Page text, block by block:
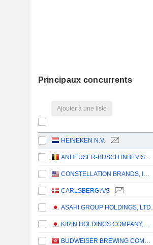
Principaux concurrents
Ajouter à une liste
HEINEKEN N.V.
ANHEUSER-BUSCH INBEV SA/NV
CONSTELLATION BRANDS, INC.
CARLSBERG A/S
ASAHI GROUP HOLDINGS, LTD.
KIRIN HOLDINGS COMPANY, LIMITED
BUDWEISER BREWING COMPANY APAC LIMITED